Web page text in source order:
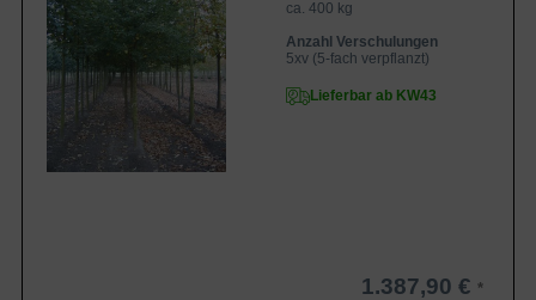
ca. 400 kg
Anzahl Verschulungen
5xv (5-fach verpflanzt)
Lieferbar ab KW43
1.387,90 €